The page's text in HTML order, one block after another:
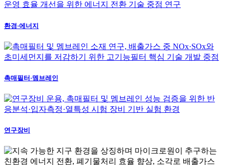
환경·에너지
촉매필터·멤브레인
연구장비